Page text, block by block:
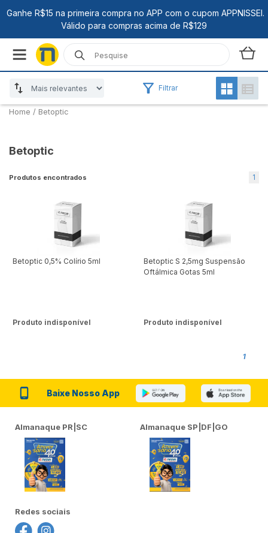
Filtrar
Home / Betoptic
Betoptic
Produtos encontrados 1
Betoptic 0,5% Colírio 5ml
Produto indisponível
Betoptic S 2,5mg Suspensão
Oftálmica Gotas 5ml
Produto indisponível
1
Baixe Nosso App
Almanaque PR|SC Almanaque SP|DF|GO
Redes sociais